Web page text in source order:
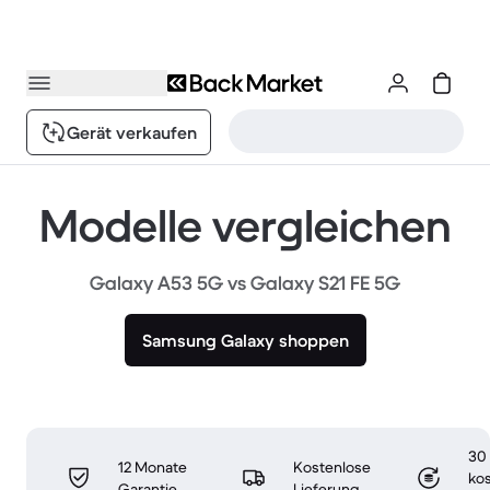
Gerät verkaufen
Modelle vergleichen
Galaxy A53 5G vs Galaxy S21 FE 5G
Samsung Galaxy shoppen
12 Monate
Kostenlose
30